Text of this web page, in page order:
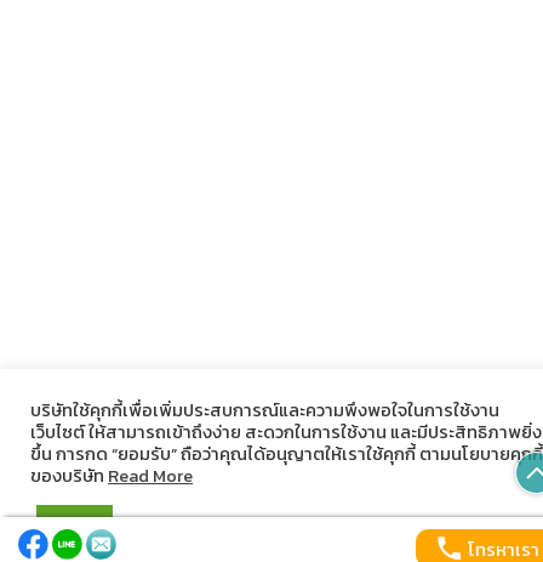
บริษัทใช้คุกกี้เพื่อเพิ่มประสบการณ์และความพึงพอใจในการใช้งาน
เว็บไซต์ ให้สามารถเข้าถึงง่าย สะดวกในการใช้งาน และมีประสิทธิภาพยิ่ง
ขึ้น การกด “ยอมรับ” ถือว่าคุณได้อนุญาตให้เราใช้คุกกี้ ตามนโยบายคุกกี้
ของบริษัท Read More
ยอมรับ
โทรหาเรา